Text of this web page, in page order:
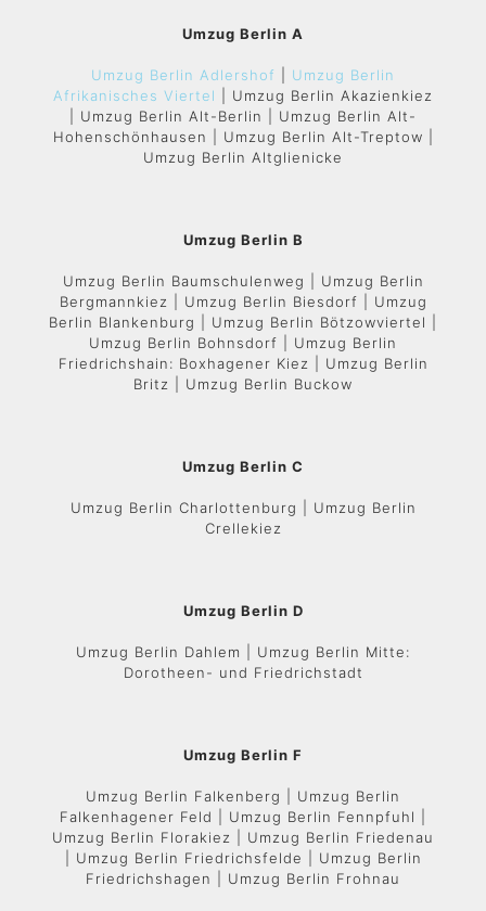
Umzug Berlin A
Umzug Berlin Adlershof
Umzug Berlin
Afrikanisches Viertel
| Umzug Berlin Akazienkiez
| Umzug Berlin Alt-Berlin | Umzug Berlin Alt-
Hohenschönhausen | Umzug Berlin Alt-Treptow |
Umzug Berlin Altglienicke
Umzug Berlin B
Umzug Berlin Baumschulenweg | Umzug Berlin
Bergmannkiez | Umzug Berlin Biesdorf | Umzug
Berlin Blankenburg | Umzug Berlin Bötzowviertel |
Umzug Berlin Bohnsdorf | Umzug Berlin
Friedrichshain: Boxhagener Kiez | Umzug Berlin
Britz | Umzug Berlin Buckow
Umzug Berlin C
Umzug Berlin Charlottenburg | Umzug Berlin
Crellekiez
Umzug Berlin D
Umzug Berlin Dahlem | Umzug Berlin Mitte:
Dorotheen- und Friedrichstadt
Umzug Berlin F
Umzug Berlin Falkenberg | Umzug Berlin
Falkenhagener Feld | Umzug Berlin Fennpfuhl |
Umzug Berlin Florakiez | Umzug Berlin Friedenau
| Umzug Berlin Friedrichsfelde | Umzug Berlin
Friedrichshagen | Umzug Berlin Frohnau